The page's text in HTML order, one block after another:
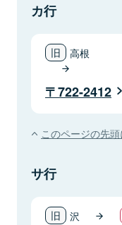
カ行
高根
722-2412
このページの先
サ行
沢